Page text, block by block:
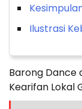
Ilustrasi
Barong Dance
Kearifan Lokal